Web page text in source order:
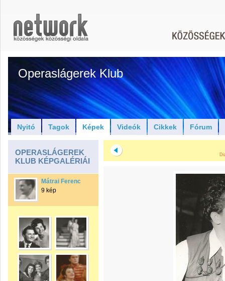
Operaslágerek Klub
Nyitó Tagok Képek Videók Cikkek Fórum
OPERASLÁGEREK
KLUB KÉPGALÉRIÁI
Mátrai Ferenc
9 kép